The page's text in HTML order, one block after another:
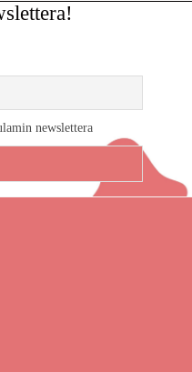
newslettera